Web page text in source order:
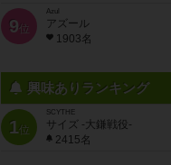
9位
Azul
アズール
1903名
興味ありランキング
1位
SCYTHE
サイズ -大鎌戦役-
2415名